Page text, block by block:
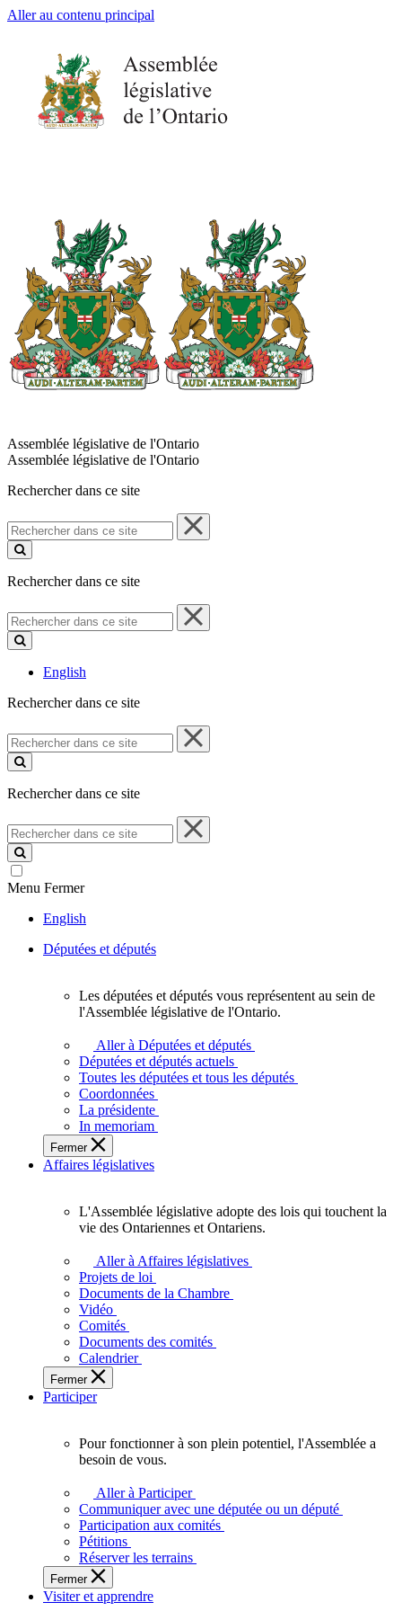
Aller au contenu principal
Assemblée législative de l'Ontario
Assemblée législative de l'Ontario
Rechercher dans ce site
Rechercher
dans
ce
Rechercher dans ce site
Rechercher
dans
ce
English
Rechercher dans ce site
Rechercher
dans
ce
Rechercher dans ce site
Rechercher
dans
ce
site
Menu Fermer
English
Députées et députés
députés
vous
représentent
sein
de
l'Assemblée
législative
l'Ontario.
Les députées et députés vous représentent au sein de
l'Assemblée législative de l'Ontario.
Aller à Députées et députés
Députées et députés actuels
Toutes les députées et tous les députés
Coordonnées
La présidente
In memoriam
Fermer
Affaires législatives
L'Assemblée
adopte
touchent
des
Ontariennes
et
L'Assemblée législative adopte des lois qui touchent la
vie des Ontariennes et Ontariens.
Aller à Affaires législatives
Projets de loi
Documents de la Chambre
Vidéo
Comités
Documents des comités
Calendrier
Fermer
Participer
plein
potentiel,
l'Assemblée
a
besoin
de
Pour fonctionner à son plein potentiel, l'Assemblée a
besoin de vous.
Aller à Participer
Communiquer avec une députée ou un député
Participation aux comités
Pétitions
Réserver les terrains
Fermer
Visiter et apprendre